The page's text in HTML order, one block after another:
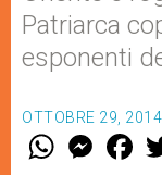
Patriarca
esponenti
OTTOBRE 29,
W M
e
F
a